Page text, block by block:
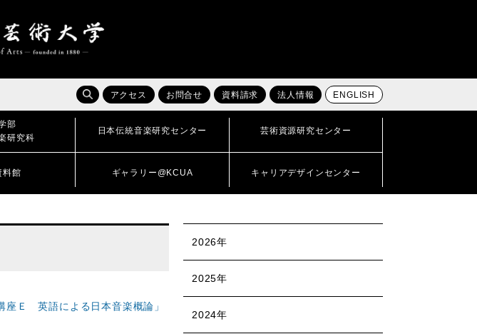
アクセス お問合せ 資料請求 法人情報 ENGLISH
部
研究科
日本伝統音楽研究センター 芸術資源研究センター
料館 ギャラリー@KCUA キャリアデザインセンター
座Ｅ 英語による日本音楽概論」
2026年
2025年
2024年